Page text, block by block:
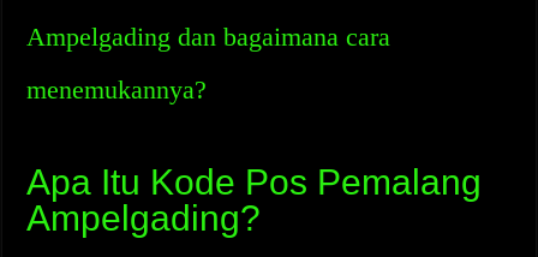
Ampelgading dan bagaimana cara
menemukannya?
Apa Itu Kode Pos Pemalang
Ampelgading?